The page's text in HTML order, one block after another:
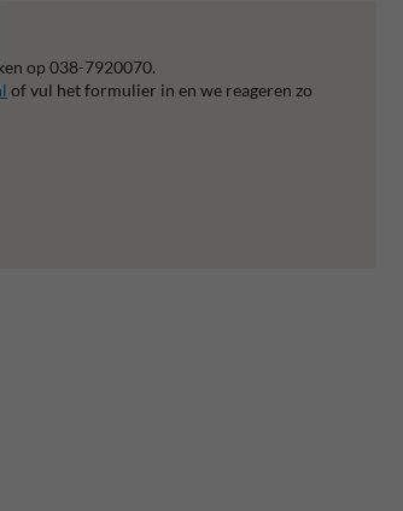
op 038-7920070.
of vul het formulier in en we reageren zo